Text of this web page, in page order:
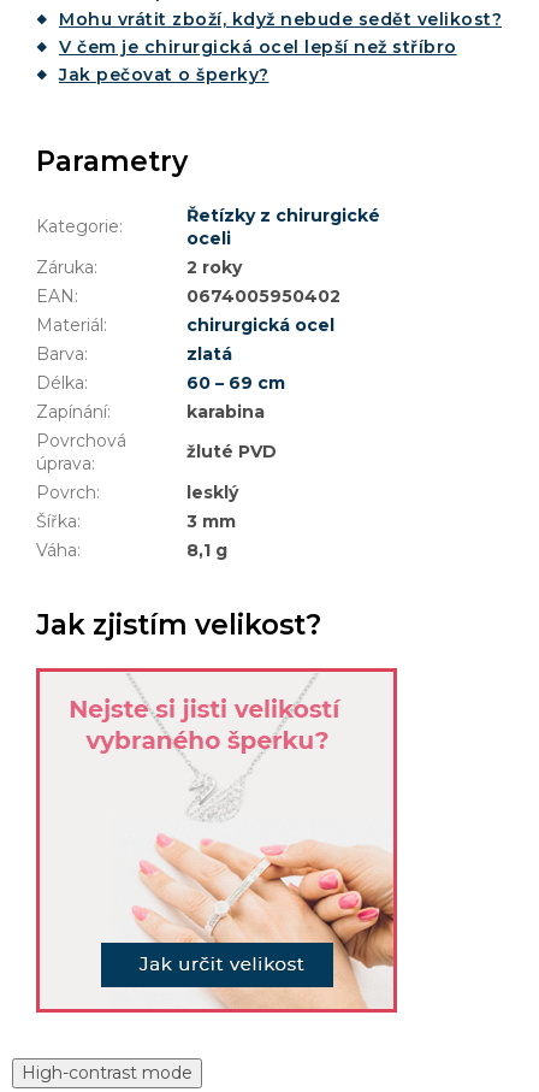
Mohu vrátit zboží, když nebude sedět velikost?
V čem je chirurgická ocel lepší než stříbro
Jak pečovat o šperky?
Parametry
Kategorie:
Řetízky z chirurgické
oceli
Záruka:
2 roky
EAN:
0674005950402
Materiál:
chirurgická ocel
Barva:
zlatá
Délka:
60 – 69 cm
Zapínání:
karabina
Povrchová
úprava:
žluté PVD
Povrch:
lesklý
Šířka:
3 mm
Váha: 8,1 g
Jak zjistím velikost?
High-contrast mode